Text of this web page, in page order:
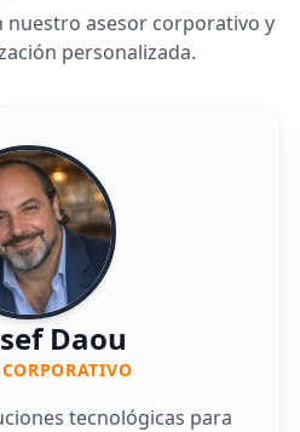
nuestro asesor corporativo y
personalizada.
Daou
tecnológicas para